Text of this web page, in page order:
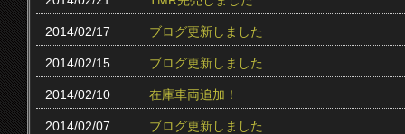
2014/02/17 ブログ更新しました
2014/02/15 ブログ更新しました
2014/02/10 在庫車両追加！
2014/02/07 ブログ更新しました